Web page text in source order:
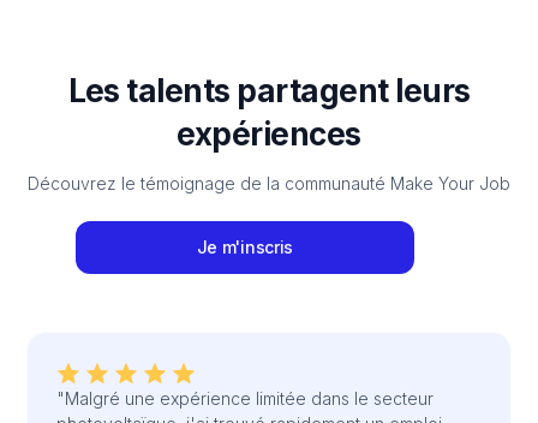
Les talents partagent leurs
expériences
Découvrez le témoignage de la communauté Make Your Job
Je m'inscris
"Malgré une expérience limitée dans le secteur